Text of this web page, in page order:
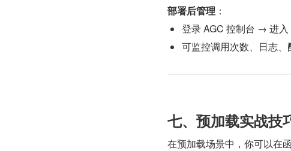
​部署后管理​ ​：
登录 AGC 控制台 → 进入 ​
可监控调用次数、日志、
七、预加载实战技
在预加载场景中，你可以在